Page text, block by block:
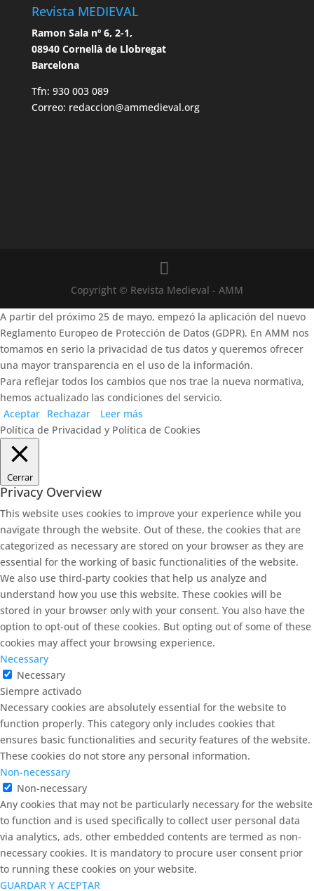
Revista MEDIEVAL
Ramon Sala nº 6, 2-1,
08940 Cornellà de Llobregat
Barcelona
Tfn: 930 003 089
Correo: redaccion@ammedieval.org
Copyright © Revista Medieval - AMM
A partir del próximo 25 de mayo, empezó la aplicación del nuevo
Reglamento Europeo de Protección de Datos (GDPR). En AMM nos
tomamos en serio la privacidad de tus datos y queremos ofrecer
una mayor transparencia en el uso de la información.
Para reflejar todos los cambios que nos trae la nueva normativa,
hemos actualizado las condiciones del servicio.
Aceptar Rechazar
Leer más
Política de Privacidad y Política de Cookies
Cerrar
Privacy Overview
This website uses cookies to improve your experience while you
navigate through the website. Out of these, the cookies that are
categorized as necessary are stored on your browser as they are
essential for the working of basic functionalities of the website.
We also use third-party cookies that help us analyze and
understand how you use this website. These cookies will be
stored in your browser only with your consent. You also have the
option to opt-out of these cookies. But opting out of some of these
cookies may affect your browsing experience.
Necessary
Necessary
Siempre activado
Necessary cookies are absolutely essential for the website to
function properly. This category only includes cookies that
ensures basic functionalities and security features of the website.
These cookies do not store any personal information.
Non-necessary
Non-necessary
Any cookies that may not be particularly necessary for the website
to function and is used specifically to collect user personal data
via analytics, ads, other embedded contents are termed as non-
necessary cookies. It is mandatory to procure user consent prior
to running these cookies on your website.
GUARDAR Y ACEPTAR